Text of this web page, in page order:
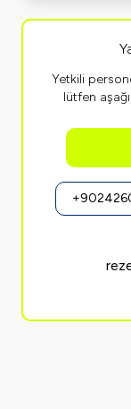
Yetkili
lütfen